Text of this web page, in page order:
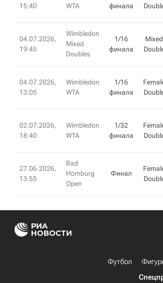
15:40
WTA
финала
04.07.2026,
19:45
Wimbledon
Mixed
Doubles
1/16
финала
Mixed
04.07.2026,
13:05
Wimbledon
WTA
1/16
финала
02.07.2026,
18:40
Wimbledon
WTA
1/32
финала
27.06.2026,
13:55
Bad
Homburg
Open
Финал
Футбол